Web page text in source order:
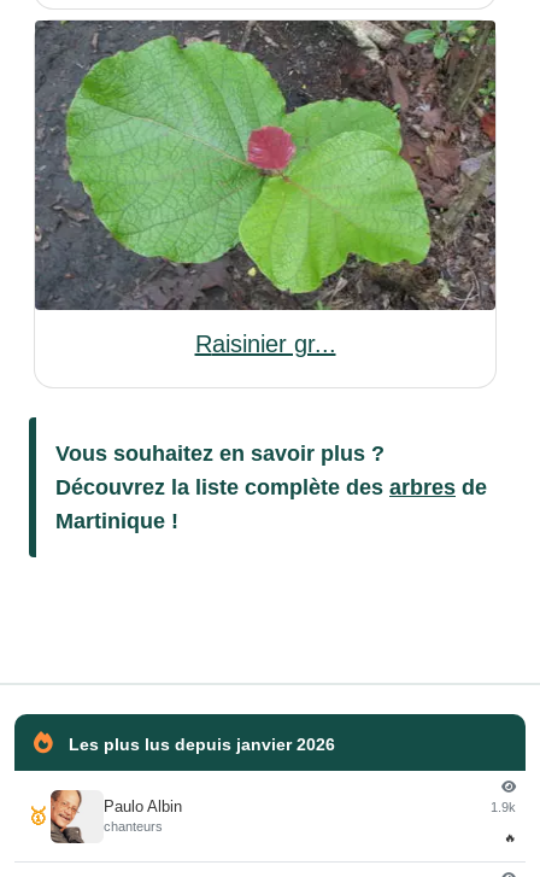
Raisinier gr...
Vous souhaitez en savoir plus ?
Découvrez la liste complète des arbres de
Martinique !
Les plus lus depuis janvier 2026
🥇 Paulo Albin
chanteurs
1.9k
🔥